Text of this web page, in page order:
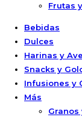
Frutas
Bebidas
Dulces
Harinas y
Snacks y
Infusiones y
Más
Granos